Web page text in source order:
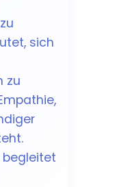
sich
zu
begleitet